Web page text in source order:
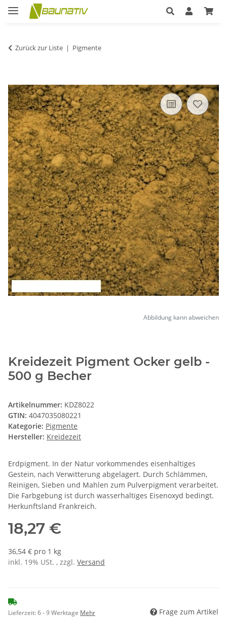
Zurück zur Liste Pigmente
Abbildung kann abweichen
Kreidezeit Pigment Ocker gelb -
500 g Becher
Artikelnummer: KDZ8022
GTIN: 4047035080221
Kategorie: Pigmente
Hersteller: Kreidezeit
Erdpigment. In der Natur vorkommendes eisenhaltiges
Gestein, nach Verwitterung abgelagert. Durch Schlämmen,
Reinigen, Sieben und Mahlen zum Pulverpigment verarbeitet.
Die Farbgebung ist durch wasserhaltiges Eisenoxyd bedingt.
Herkunftsland Frankreich.
18,27 €
36,54 € pro 1 kg
inkl. 19% USt. , zzgl. Versand
Lieferzeit:6 - 9 Werktage Mehr Frage zum Artikel